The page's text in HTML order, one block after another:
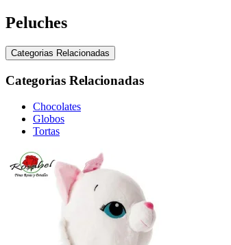
Peluches
Categorias Relacionadas
Categorias Relacionadas
Chocolates
Globos
Tortas